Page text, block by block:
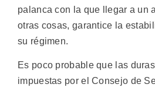
palanca con la que llegar a un
otras cosas, garantice la
su régimen.
Es poco probable que las
impuestas por el Consejo de